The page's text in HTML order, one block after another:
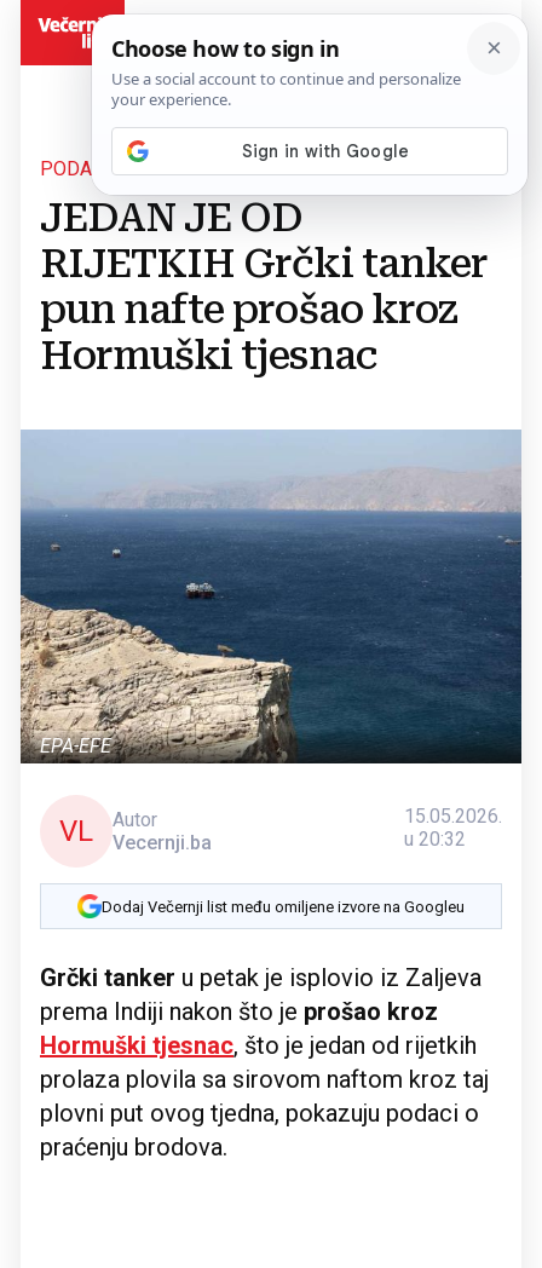
PODACI O PRAĆENJU BRODOVA
JEDAN JE OD
RIJETKIH Grčki tanker
pun nafte prošao kroz
Hormuški tjesnac
EPA-EFE
VL
Autor
Vecernji.ba
15.05.2026.
u 20:32
Dodaj Večernji list među omiljene izvore na Googleu
Grčki tanker u petak je isplovio iz Zaljeva
prema Indiji nakon što je prošao kroz
Hormuški tjesnac, što je jedan od rijetkih
prolaza plovila sa sirovom naftom kroz taj
plovni put ovog tjedna, pokazuju podaci o
praćenju brodova.